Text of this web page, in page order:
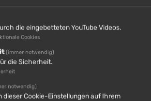
die eingebetteten YouTube Videos.
Cookies
(immer notwendig)
die Sicherheit.
notwendig)
dieser Cookie-Einstellungen auf Ihrem